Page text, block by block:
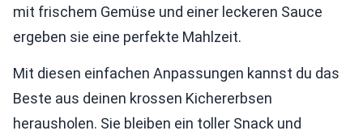
mit frischem Gemüse und einer leckeren Sauce
ergeben sie eine perfekte Mahlzeit.
Mit diesen einfachen Anpassungen kannst du das
Beste aus deinen krossen Kichererbsen
herausholen. Sie bleiben ein toller Snack und